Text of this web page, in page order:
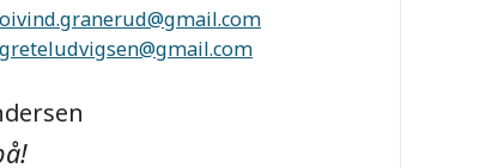
oivind.granerud@gmail.com
greteludvigsen@gmail.com